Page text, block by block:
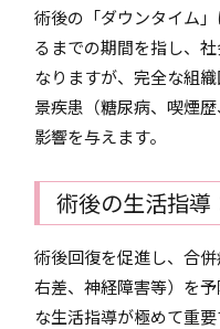
術後の「ダウンタイム
るまでの期間を指し、
なりますが、完全な組
景疾患（糖尿病、喫煙
影響を与えます。
術後の生活指導
術後回復を促進し、合
右差、神経障害等）を
な生活指導が極めて重